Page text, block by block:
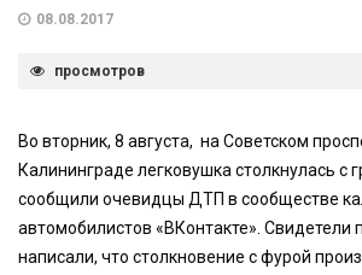
08.08.2017
просмотров
Во вторник, 8 августа, на Советском
Калининграде легковушка столкнулась с
сообщили очевидцы ДТП в сообществе
автомобилистов «ВКонтакте». Свидетели
написали, что столкновение с фурой